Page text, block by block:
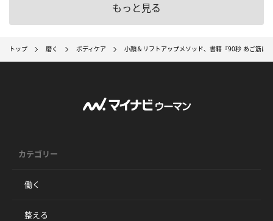
もっと見る
トップ 磨く ボディケア 小顔＆リフトアップメソッド、書籍『90秒 あご筋ほ
カテゴリー
働く
整える